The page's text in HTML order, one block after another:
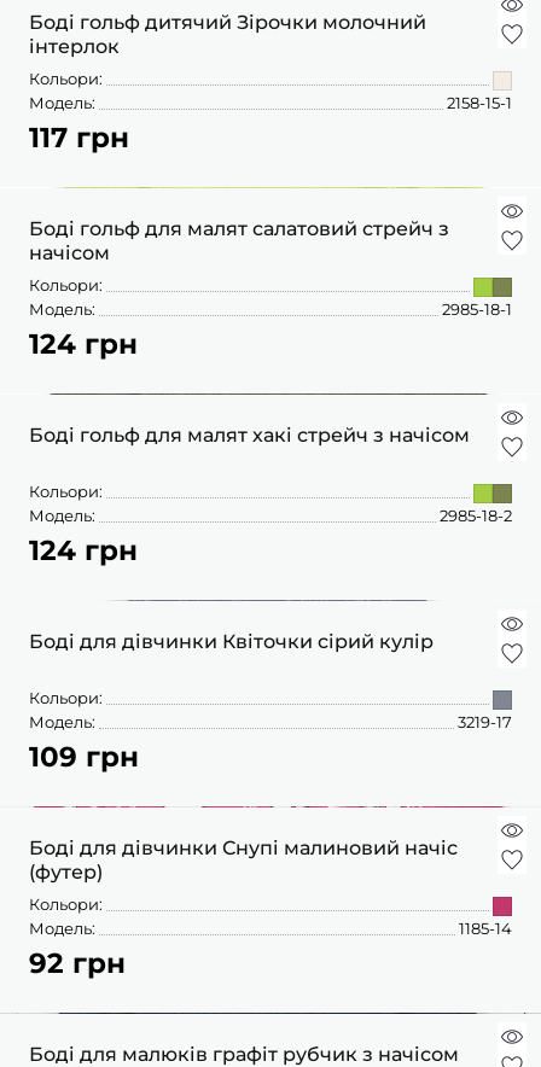
Боді гольф дитячий Зірочки молочний
інтерлок
Кольори:
Модель:
2158-15-1
117 грн
Боді гольф для малят салатовий стрейч з
начісом
Кольори:
Модель:
2985-18-1
124 грн
Боді гольф для малят хакі стрейч з начісом
Кольори:
Модель:
2985-18-2
124 грн
Боді для дівчинки Квіточки сірий кулір
Кольори:
Модель:
3219-17
109 грн
Боді для дівчинки Снупі малиновий начіс
(футер)
Кольори:
Модель:
1185-14
92 грн
Боді для малюків графіт рубчик з начісом
КОЛГОТКИ
ШКАРПЕТКИ
КОМБІНЕЗОНИ
КОМПЛЕКТИ
КОСТЮМИ
КОФТИНКИ
КУРТКИ
З ШАПОЧКОЮ
ПЕРЧАТКИ
ЧОЛОВІЧКИ СЛІПИ
ШАПОЧКИ
ПОВЗУНКИ
КОЛГОТКИ
ШКАРПЕТКИ
КОСТЮМИ
КОМПЛЕКТИ
ЛОНГСЛІВИ
БЛУЗИ
ЛОСИНИ
ПІЖАМИ
СУКНІ
ТЕРМОБІЛИЗНА
ХУДІ СВІТШОТИ
КОМПЛЕКТИ
КУРТКИ
БОМБЕРИ
ХУДІ ЛОНГСЛІВИ
СВІТШОТИ
ШАПКИ
ШОРТИ
ШТАНИ ДЖОГЕРИ
ПІЖАМИ
КОМПЛЕКТИ
ФУТБОЛКИ
ШКАРПЕТКИ
СЛІДИ